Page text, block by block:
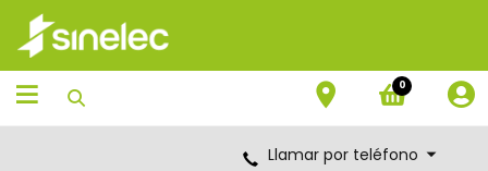
Saltar
contenido
Saltar
menú
de
navegación
0
Llamar por teléfono